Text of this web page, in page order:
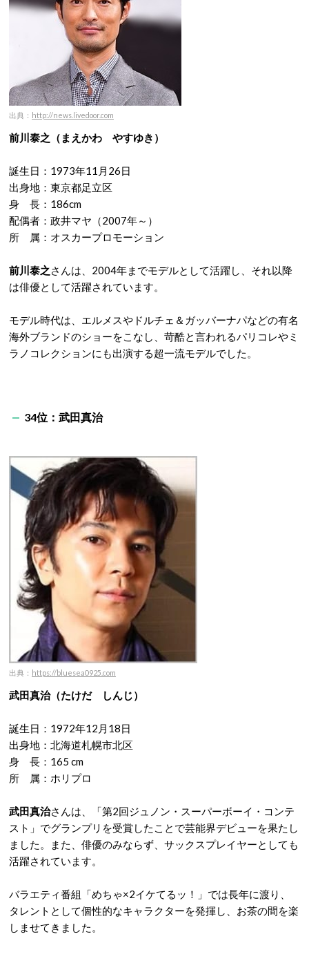
出典： http://news.livedoor.com
前川泰之（まえかわ やすゆき）
誕生日：1973年11月26日
出身地：東京都足立区
身 長：186cm
配偶者：政井マヤ（2007年～）
所 属：オスカープロモーション
前川泰之さんは、2004年までモデルとして活躍し、それ以降
は俳優として活躍されています。
モデル時代は、エルメスやドルチェ＆ガッバーナパなどの有名
海外ブランドのショーをこなし、苛酷と言われるパリコレやミ
ラノコレクションにも出演する超一流モデルでした。
34位：武田真治
出典： https://bluesea0925.com
武田真治（たけだ しんじ）
誕生日：1972年12月18日
出身地：北海道札幌市北区
身 長：165 cm
所 属：ホリプロ
武田真治さんは、「第2回ジュノン・スーパーボーイ・コンテ
スト」でグランプリを受賞したことで芸能界デビューを果たし
ました。また、俳優のみならず、サックスプレイヤーとしても
活躍されています。
バラエティ番組「めちゃ×2イケてるッ！」では長年に渡り、
タレントとして個性的なキャラクターを発揮し、お茶の間を楽
しませてきました。